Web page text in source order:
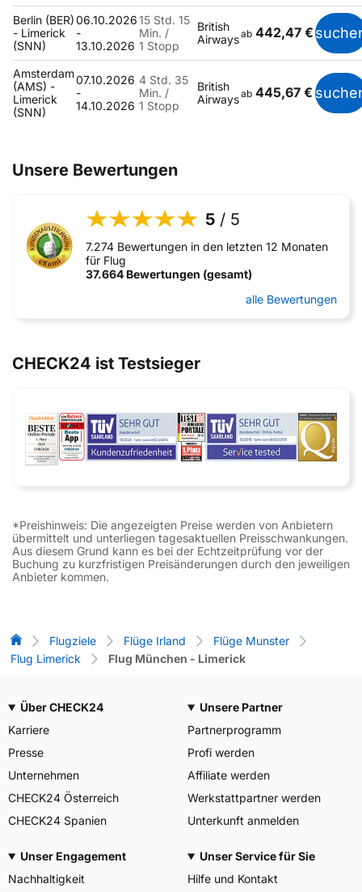
Berlin (BER)
- Limerick
(SNN)
06.10.2026
-
13.10.2026
15 Std. 15
Min. /
1 Stopp
British
Airwaysab 442,47 €
Amsterdam
(AMS) -
Limerick
(SNN)
07.10.2026
-
14.10.2026
4 Std. 35
Min. /
1 Stopp
British
Airwaysab 445,67 €
Unsere Bewertungen
5 / 5
7.274 Bewertungen in den letzten 12 Monaten
für Flug
37.664 Bewertungen (gesamt)
alle Bewertungen
CHECK24 ist Testsieger
*Preishinweis: Die angezeigten Preise werden von Anbietern
übermittelt und unterliegen tagesaktuellen Preisschwankungen.
Aus diesem Grund kann es bei der Echtzeitprüfung vor der
Buchung zu kurzfristigen Preisänderungen durch den jeweiligen
Anbieter kommen.
Flug-Vergleich
Flugziele Flüge Irland
Flüge Munster
Flug Limerick
Flug München - Limerick
Über CHECK24
Karriere
Presse
Unternehmen
CHECK24 Österreich
CHECK24 Spanien
Unsere Partner
Partnerprogramm
Profi werden
Affiliate werden
Werkstattpartner werden
Unterkunft anmelden
Unser Engagement
Nachhaltigkeit
Unser Service für Sie
Hilfe und Kontakt